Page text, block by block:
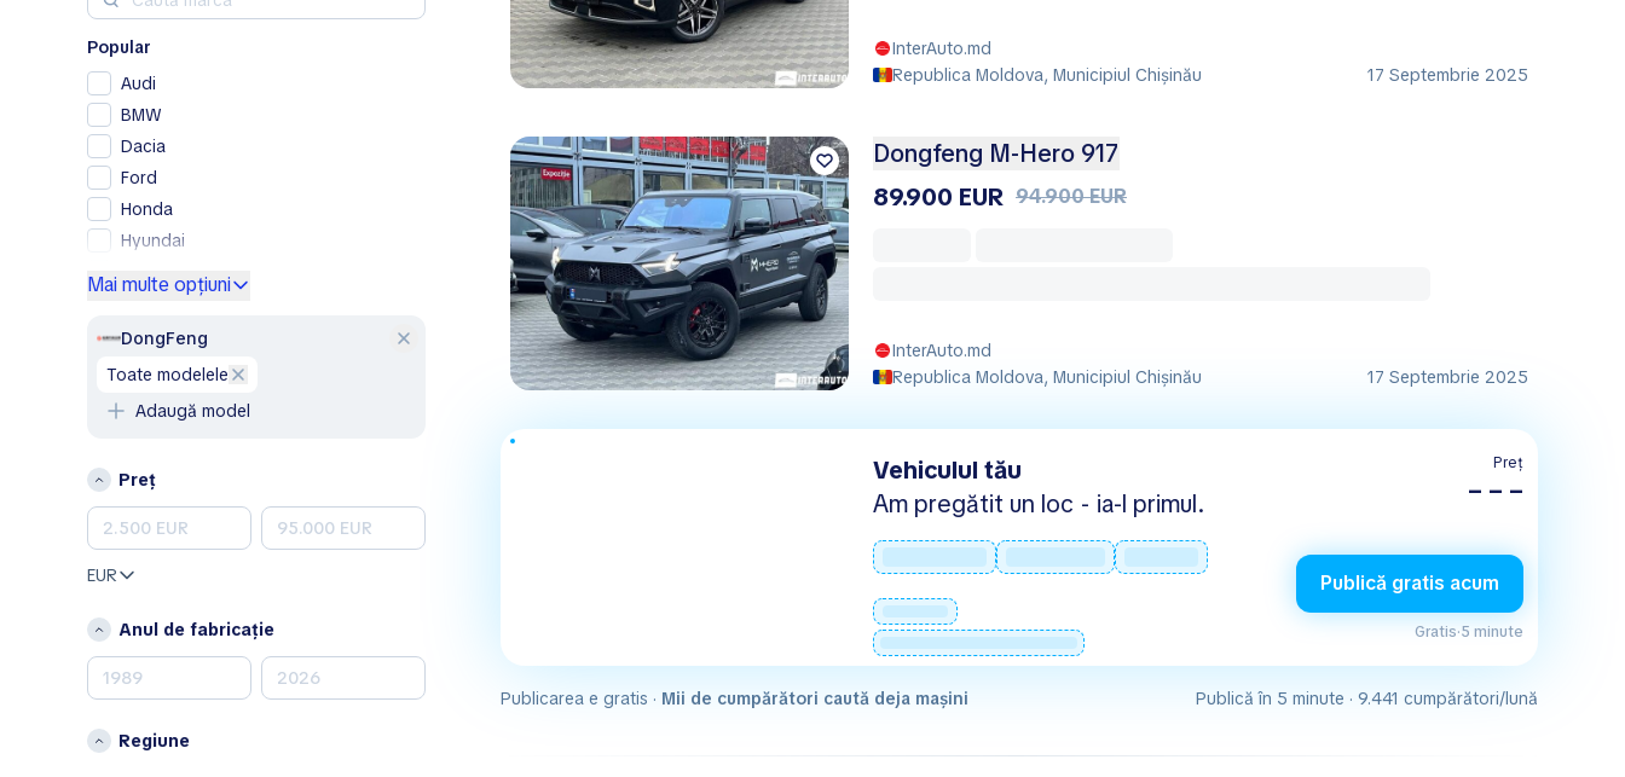
Popular
Audi
BMW
Dacia
Ford
Honda
Hyundai
Mercedes-Benz
Nissan
Renault
Skoda
Toyota
Volkswagen
A
Acura
Mai multe opțiuni
DongFeng
toate modelele
Adaugă model
Preț
EUR
Anul de fabricație
Regiune
InterAuto.md
Republica Moldova, Municipiul Chișinău
17 Septembrie 2025
Dongfeng M-Hero 917
89.900 EUR 94.900 EUR
InterAuto.md
Republica Moldova, Municipiul Chișinău
17 Septembrie 2025
Vehiculul tău
Am pregătit un loc - ia-l primul.
Preț
– – –
Publică gratis acum
Gratis·5 minute
Publicarea e gratis · Mii de cumpărători caută deja mașini Publică în 5 minute · 9.441 cumpărători/lună